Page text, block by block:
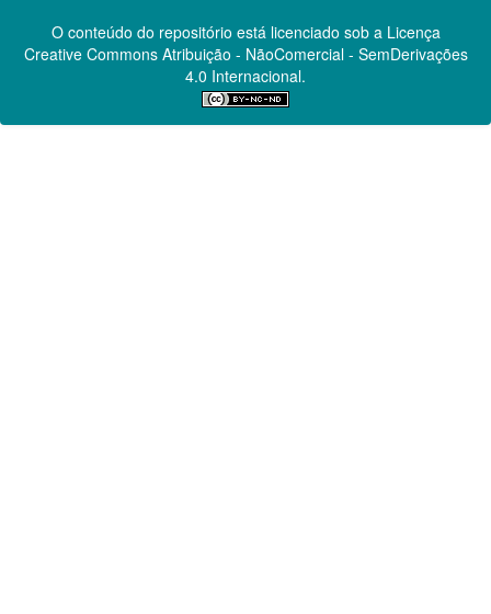
O conteúdo do repositório está licenciado sob a Licença
Creative CommonsAtribuição - NãoComercial - SemDerivações
4.0 Internacional.